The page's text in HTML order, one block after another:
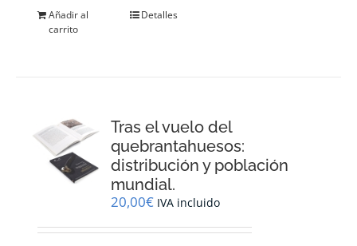
Añadir al
carrito
Detalles
Tras el vuelo del
quebrantahuesos:
distribución y población
mundial.
20,00€ IVA incluido